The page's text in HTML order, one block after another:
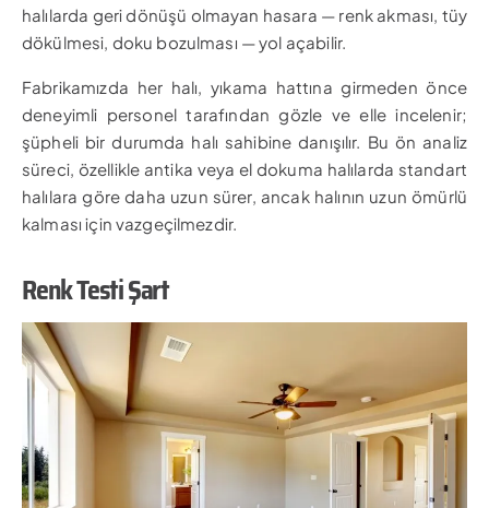
halılarda geri dönüşü olmayan hasara — renk akması, tüy
dökülmesi, doku bozulması — yol açabilir.
Fabrikamızda her halı, yıkama hattına girmeden önce
deneyimli personel tarafından gözle ve elle incelenir;
şüpheli bir durumda halı sahibine danışılır. Bu ön analiz
süreci, özellikle antika veya el dokuma halılarda standart
halılara göre daha uzun sürer, ancak halının uzun ömürlü
kalması için vazgeçilmezdir.
Renk Testi Şart